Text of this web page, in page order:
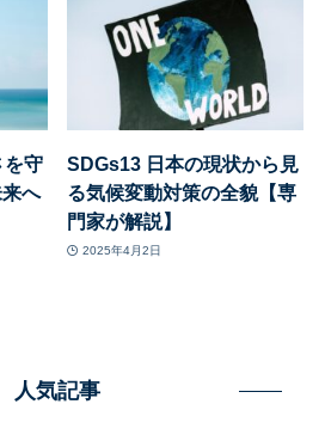
を守
へ
SDGs13 日本の現状から見
る気候変動対策の全貌【専
門家が解説】
2025年4月2日
人気記事